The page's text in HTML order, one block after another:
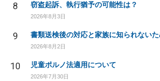
8 窃盗起訴、執行猶予の可能性は？
2026年8月3日
9
2026年8月2日
10 児童ポルノ法適用について
2026年7月30日